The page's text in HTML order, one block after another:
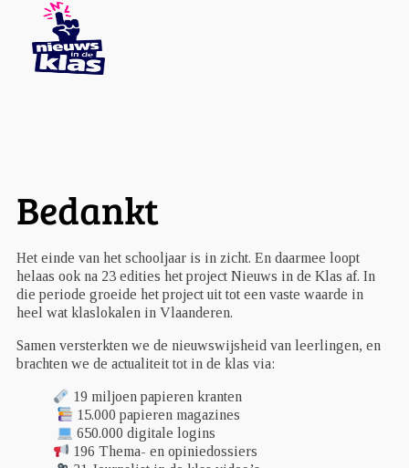
Bedankt
Het einde van het schooljaar is in zicht. En daarmee loopt
helaas ook na 23 edities het project Nieuws in de Klas af. In
die periode groeide het project uit tot een vaste waarde in
heel wat klaslokalen in Vlaanderen.
Samen versterkten we de nieuwswijsheid van leerlingen, en
brachten we de actualiteit tot in de klas via:
19 miljoen papieren kranten
15.000 papieren magazines
650.000 digitale logins
196 Thema- en opiniedossiers